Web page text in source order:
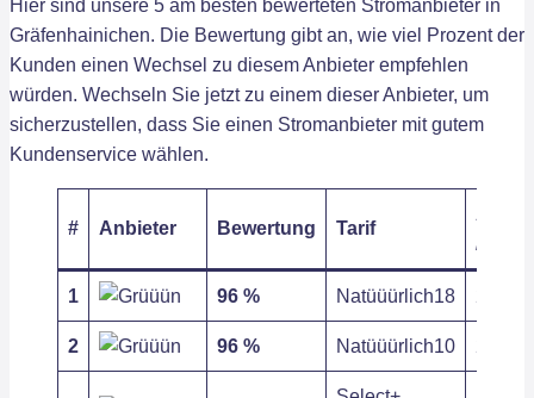
Hier sind unsere 5 am besten bewerteten Stromanbieter in
Gräfenhainichen. Die Bewertung gibt an, wie viel Prozent der
Kunden einen Wechsel zu diesem Anbieter empfehlen
würden. Wechseln Sie jetzt zu einem dieser Anbieter, um
sicherzustellen, dass Sie einen Stromanbieter mit gutem
Kundenservice wählen.
# Anbieter Bewertung Tarif
/ kWh
1 96 % Natüüürlich18
2 96 % Natüüürlich10